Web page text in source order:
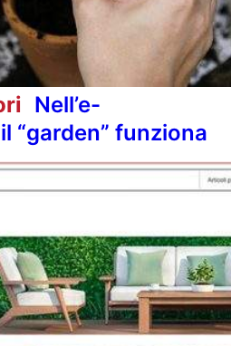
Nell’e-
“garden” funziona